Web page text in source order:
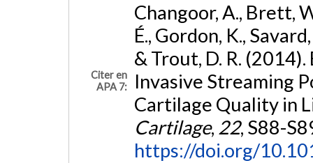
Citer en
APA 7:
Changoor, A., Brett,
É., Gordon, K.,
& Trout, D. R.
Invasive Streaming
Cartilage Quality in
Cartilage, 22, S88-
https://doi.org/